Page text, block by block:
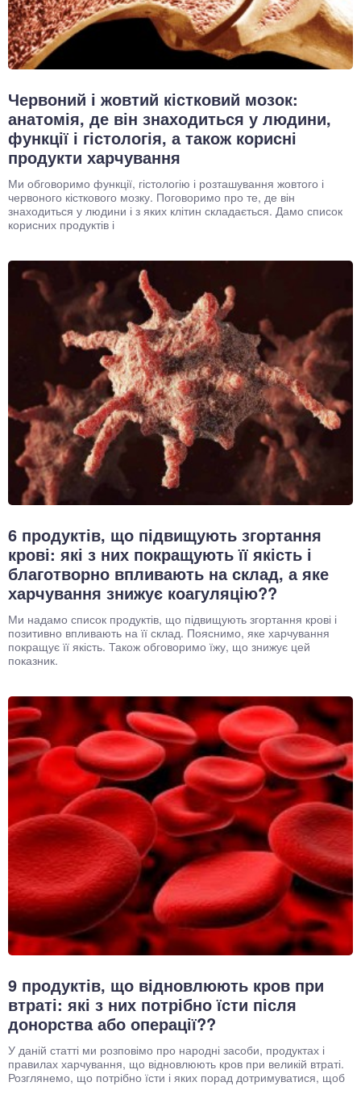
Червоний і жовтий кістковий мозок:
анатомія, де він знаходиться у людини,
функції і гістологія, а також корисні
продукти харчування
Ми обговоримо функції, гістологію і розташування жовтого і
червоного кісткового мозку. Поговоримо про те, де він
знаходиться у людини і з яких клітин складається. Дамо список
корисних продуктів і
6 продуктів, що підвищують згортання
крові: які з них покращують її якість і
благотворно впливають на склад, а яке
харчування знижує коагуляцію??
Ми надамо список продуктів, що підвищують згортання крові і
позитивно впливають на її склад. Пояснимо, яке харчування
покращує її якість. Також обговоримо їжу, що знижує цей
показник.
9 продуктів, що відновлюють кров при
втраті: які з них потрібно їсти після
донорства або операції??
У даній статті ми розповімо про народні засоби, продуктах і
правилах харчування, що відновлюють кров при великій втраті.
Розглянемо, що потрібно їсти і яких порад дотримуватися, щоб